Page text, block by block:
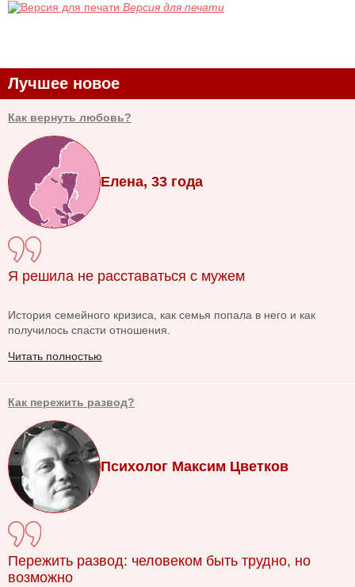
Версия для печати
Лучшее новое
Как вернуть любовь?
Елена, 33 года
Я решила не расставаться с мужем
История семейного кризиса, как семья попала в него и как
получилось спасти отношения.
Читать полностью
Как пережить развод?
Психолог Максим Цветков
Пережить развод: человеком быть трудно, но
возможно